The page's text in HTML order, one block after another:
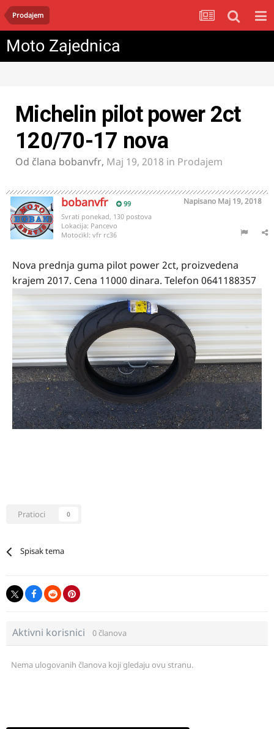
Prodajem
Moto Zajednica
Michelin pilot power 2ct
120/70-17 nova
Od člana bobanvfr, Maj 19, 2018 in Prodajem
bobanvfr 99 Napisano Maj 19, 2018
Svrati ponekad, 130 postova
Lokacija: Pancevo
Motocikl: vfr rc36
Nova prednja guma pilot power 2ct, proizvedena
krajem 2017. Cena 11000 dinara. Telefon 0641188357
Pratioci 0
Spisak tema
Aktivni korisnici 0 članova
Nema ulogovanih članova koji gledaju ovu stranu.